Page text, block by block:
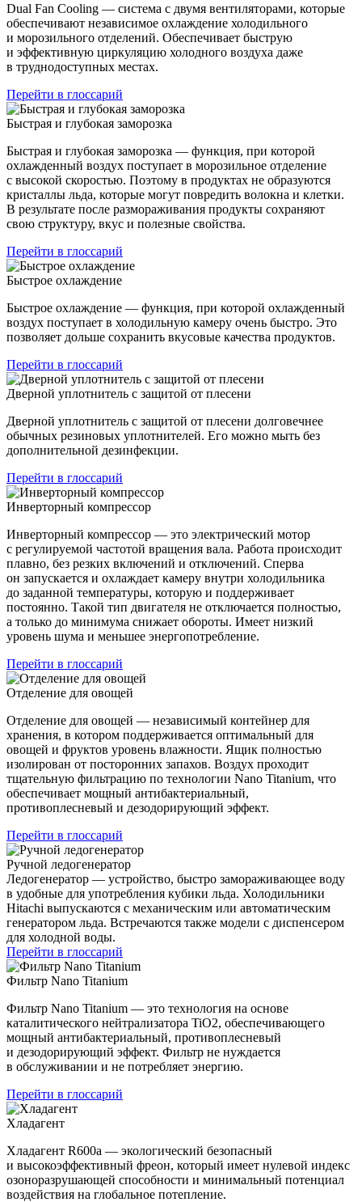
Dual Fan Cooling — система с двумя вентиляторами, которые
обеспечивают независимое охлаждение холодильного
и морозильного отделений. Обеспечивает быструю
и эффективную циркуляцию холодного воздуха даже
в труднодоступных местах.
Перейти в глоссарий
Быстрая и глубокая заморозка
Быстрая и глубокая заморозка — функция, при которой
охлажденный воздух поступает в морозильное отделение
с высокой скоростью. Поэтому в продуктах не образуются
кристаллы льда, которые могут повредить волокна и клетки.
В результате после размораживания продукты сохраняют
свою структуру, вкус и полезные свойства.
Перейти в глоссарий
Быстрое охлаждение
Быстрое охлаждение — функция, при которой охлажденный
воздух поступает в холодильную камеру очень быстро. Это
позволяет дольше сохранить вкусовые качества продуктов.
Перейти в глоссарий
Дверной уплотнитель с защитой от плесени
Дверной уплотнитель с защитой от плесени долговечнее
обычных резиновых уплотнителей. Его можно мыть без
дополнительной дезинфекции.
Перейти в глоссарий
Инверторный компрессор
Инверторный компрессор — это электрический мотор
с регулируемой частотой вращения вала. Работа происходит
плавно, без резких включений и отключений. Сперва
он запускается и охлаждает камеру внутри холодильника
до заданной температуры, которую и поддерживает
постоянно. Такой тип двигателя не отключается полностью,
а только до минимума снижает обороты. Имеет низкий
уровень шума и меньшее энергопотребление.
Перейти в глоссарий
Отделение для овощей
Отделение для овощей — независимый контейнер для
хранения, в котором поддерживается оптимальный для
овощей и фруктов уровень влажности. Ящик полностью
изолирован от посторонних запахов. Воздух проходит
тщательную фильтрацию по технологии Nano Titanium, что
обеспечивает мощный антибактериальный,
противоплесневый и дезодорирующий эффект.
Перейти в глоссарий
Ручной ледогенератор
Ледогенератор — устройство, быстро замораживающее воду
в удобные для употребления кубики льда. Холодильники
Hitachi выпускаются с механическим или автоматическим
генератором льда. Встречаются также модели с диспенсером
для холодной воды.
Перейти в глоссарий
Фильтр Nano Titanium
Фильтр Nano Titanium — это технология на основе
каталитического нейтрализатора TiO2, обеспечивающего
мощный антибактериальный, противоплесневый
и дезодорирующий эффект. Фильтр не нуждается
в обслуживании и не потребляет энергию.
Перейти в глоссарий
Хладагент
Хладагент R600a — экологический безопасный
и высокоэффективный фреон, который имеет нулевой индекс
озоноразрушающей способности и минимальный потенциал
воздействия на глобальное потепление.